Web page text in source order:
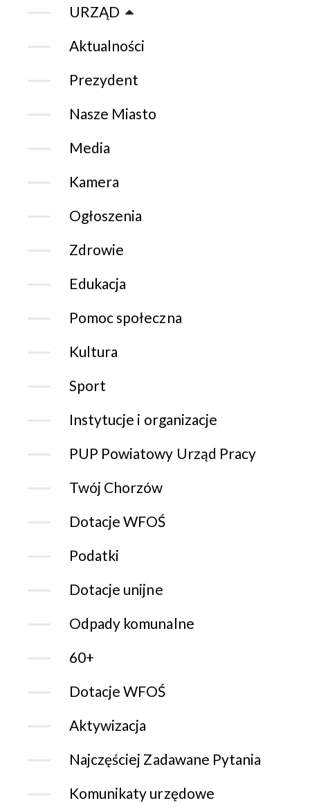
URZĄD
Aktualności
Prezydent
Nasze Miasto
Media
Kamera
Ogłoszenia
Zdrowie
Edukacja
Pomoc społeczna
Kultura
Sport
Instytucje i organizacje
PUP Powiatowy Urząd Pracy
Twój Chorzów
Dotacje WFOŚ
Podatki
Dotacje unijne
Odpady komunalne
60+
Dotacje WFOŚ
Aktywizacja
Najczęściej Zadawane Pytania
Komunikaty urzędowe